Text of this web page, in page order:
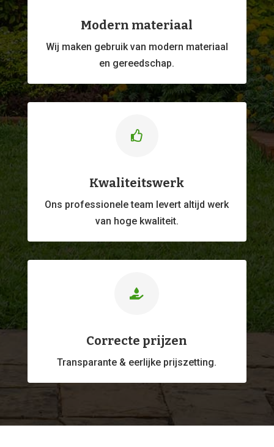
Modern materiaal
Wij maken gebruik van modern materiaal
en gereedschap.

Kwaliteitswerk
Ons professioneleteam levert altijd werk
van hoge kwaliteit.

Correcte prijzen
Transparante & eerlijke prijszetting.